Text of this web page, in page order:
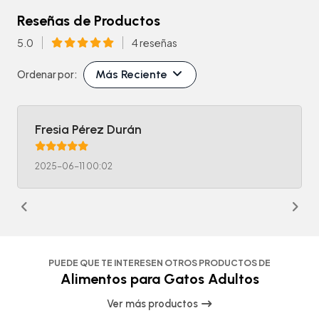
Reseñas de Productos
5.0 4 reseñas
Ordenar por: Más Reciente
Fresia Pérez Durán
2025-06-11 00:02
PUEDE QUE TE INTERESEN OTROS PRODUCTOS DE
Alimentos para Gatos Adultos
Ver más productos